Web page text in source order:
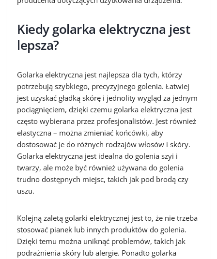
Kiedy golarka elektryczna jest
lepsza?
Golarka elektryczna jest najlepsza dla tych, którzy
potrzebują szybkiego, precyzyjnego golenia. Łatwiej
jest uzyskać gładką skórę i jednolity wygląd za jednym
pociągnięciem, dzięki czemu golarka elektryczna jest
często wybierana przez profesjonalistów. Jest również
elastyczna – można zmieniać końcówki, aby
dostosować je do różnych rodzajów włosów i skóry.
Golarka elektryczna jest idealna do golenia szyi i
twarzy, ale może być również używana do golenia
trudno dostępnych miejsc, takich jak pod brodą czy
uszu.
Kolejną zaletą golarki elektrycznej jest to, że nie trzeba
stosować pianek lub innych produktów do golenia.
Dzięki temu można uniknąć problemów, takich jak
podrażnienia skóry lub alergie. Ponadto golarka